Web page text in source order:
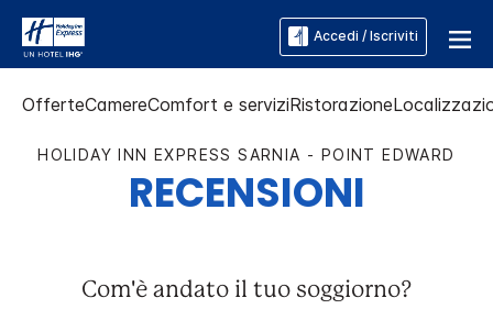
Accedi / Iscriviti
OfferteCamereComfort e serviziRistorazione
HOLIDAY INN EXPRESS SARNIA - POINT EDWARD
RECENSIONI
Com'è andato il tuo soggiorno?